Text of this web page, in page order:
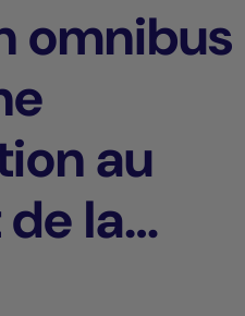
omnibus
au
la